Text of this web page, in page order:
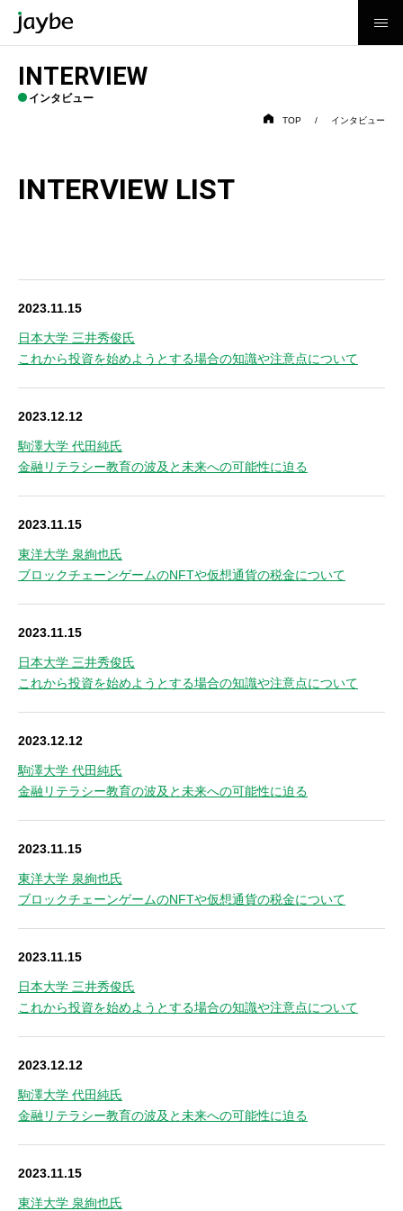
メインコンテンツに移動
INTERVIEW
インタビュー
TOP インタビュー
INTERVIEW LIST
2023.11.15
日本大学 三井秀俊氏
これから投資を始めようとする場合の知識や注意点について
2023.12.12
駒澤大学 代田純氏
金融リテラシー教育の波及と未来への可能性に迫る
2023.11.15
東洋大学 泉絢也氏
ブロックチェーンゲームのNFTや仮想通貨の税金について
2023.11.15
日本大学 三井秀俊氏
これから投資を始めようとする場合の知識や注意点について
2023.12.12
駒澤大学 代田純氏
金融リテラシー教育の波及と未来への可能性に迫る
2023.11.15
東洋大学 泉絢也氏
ブロックチェーンゲームのNFTや仮想通貨の税金について
2023.11.15
日本大学 三井秀俊氏
これから投資を始めようとする場合の知識や注意点について
2023.12.12
駒澤大学 代田純氏
金融リテラシー教育の波及と未来への可能性に迫る
2023.11.15
東洋大学 泉絢也氏